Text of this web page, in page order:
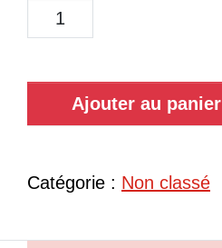
Ajouter au panier
Catégorie : Non classé